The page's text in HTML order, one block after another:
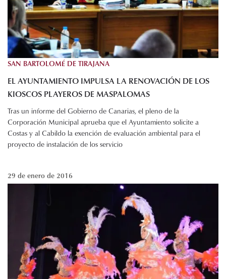
SAN BARTOLOMÉ DE TIRAJANA
EL AYUNTAMIENTO IMPULSA LA RENOVACIÓN DE LOS
KIOSCOS PLAYEROS DE MASPALOMAS
Tras un informe del Gobierno de Canarias, el pleno de la
Corporación Municipal aprueba que el Ayuntamiento solicite a
Costas y al Cabildo la exención de evaluación ambiental para el
proyecto de instalación de los servicio
29 de enero de 2016